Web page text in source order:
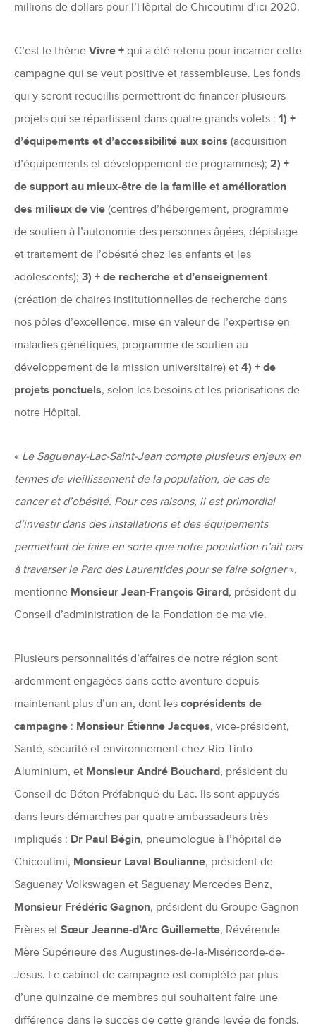
millions de dollars pour l’Hôpital de Chicoutimi d’ici 2020.
C’est le thème Vivre + qui a été retenu pour incarner cette
campagne qui se veut positive et rassembleuse. Les fonds
qui y seront recueillis permettront de financer plusieurs
projets qui se répartissent dans quatre grands volets : 1) +
d’équipements et d’accessibilité aux soins (acquisition
d’équipements et développement de programmes); 2) +
de support au mieux-être de la famille et amélioration
des milieux de vie (centres d’hébergement, programme
de soutien à l’autonomie des personnes âgées, dépistage
et traitement de l’obésité chez les enfants et les
adolescents); 3) + de recherche et d’enseignement
(création de chaires institutionnelles de recherche dans
nos pôles d’excellence, mise en valeur de l’expertise en
maladies génétiques, programme de soutien au
développement de la mission universitaire) et 4) + de
projets ponctuels, selon les besoins et les priorisations de
notre Hôpital.
« Le Saguenay-Lac-Saint-Jean compte plusieurs enjeux en
termes de vieillissement de la population, de cas de
cancer et d’obésité. Pour ces raisons, il est primordial
d’investir dans des installations et des équipements
permettant de faire en sorte que notre population n’ait pas
à traverser le Parc des Laurentides pour se faire soigner»,
mentionne Monsieur Jean-François Girard, président du
Conseil d’administration de la Fondation de ma vie.
Plusieurs personnalités d’affaires de notre région sont
ardemment engagées dans cette aventure depuis
maintenant plus d’un an, dont les coprésidents de
campagne : Monsieur Étienne Jacques, vice-président,
Santé, sécurité et environnement chez Rio Tinto
Aluminium, et Monsieur André Bouchard, président du
Conseil de Béton Préfabriqué du Lac. Ils sont appuyés
dans leurs démarches par quatre ambassadeurs très
impliqués : Dr Paul Bégin, pneumologue à l’hôpital de
Chicoutimi, Monsieur Laval Boulianne, président de
Saguenay Volkswagen et Saguenay Mercedes Benz,
Monsieur Frédéric Gagnon, président du Groupe Gagnon
Frères et Sœur Jeanne-d’Arc Guillemette, Révérende
Mère Supérieure des Augustines-de-la-Miséricorde-de-
Jésus. Le cabinet de campagne est complété par plus
d’une quinzaine de membres qui souhaitent faire une
différence dans le succès de cette grande levée de fonds.